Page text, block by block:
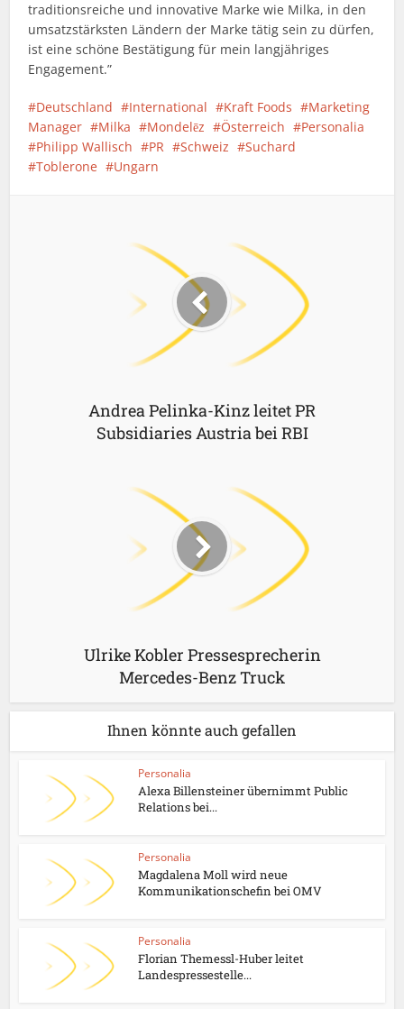
traditionsreiche und innovative Marke wie Milka, in den
umsatzstärksten Ländern der Marke tätig sein zu dürfen,
ist eine schöne Bestätigung für mein langjähriges
Engagement.”
Deutschland International Kraft Foods
Marketing
Manager
Milka Mondelēz Österreich
Personalia
Philipp Wallisch
PR Schweiz
Suchard
Toblerone
Ungarn
Andrea Pelinka-Kinz leitet PR
Subsidiaries Austria bei RBI
Ulrike Kobler Pressesprecherin
Mercedes-Benz Truck
Ihnen könnte auch gefallen
Personalia
Alexa Billensteiner übernimmt Public
Relations bei...
Personalia
Magdalena Moll wird neue
Kommunikationschefin bei OMV
Personalia
Florian Themessl-Huber leitet
Landespressestelle...